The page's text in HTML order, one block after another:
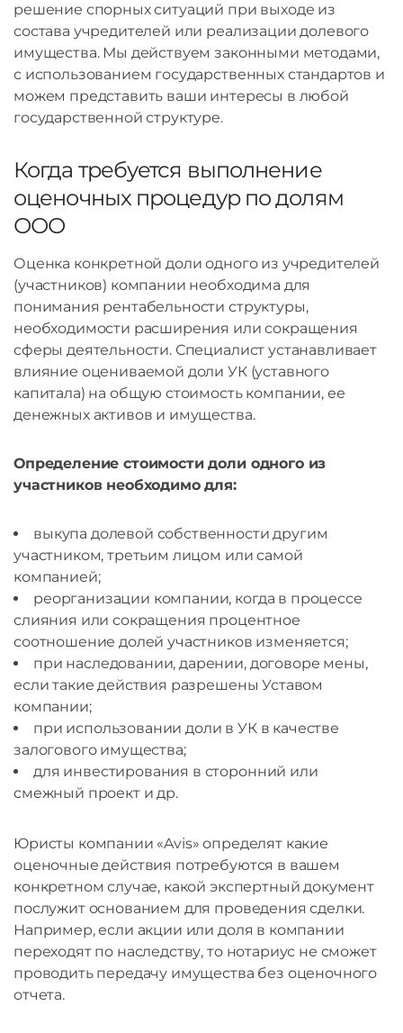
решение спорных ситуаций при выходе из
состава учредителей или реализации долевого
имущества. Мы действуем законными методами,
с использованием государственных стандартов и
можем представить ваши интересы в любой
государственной структуре.
Когда требуется выполнение
оценочных процедур по долям
ООО
Оценка конкретной доли одного из учредителей
(участников) компании необходима для
понимания рентабельности структуры,
необходимости расширения или сокращения
сферы деятельности. Специалист устанавливает
влияние оцениваемой доли УК (уставного
капитала) на общую стоимость компании, ее
денежных активов и имущества.
Определение стоимости доли одного из
участников необходимо для:
выкупа долевой собственности другим
участником, третьим лицом или самой
компанией;
реорганизации компании, когда в процессе
слияния или сокращения процентное
соотношение долей участников изменяется;
при наследовании, дарении, договоре мены,
если такие действия разрешены Уставом
компании;
при использовании доли в УК в качестве
залогового имущества;
для инвестирования в сторонний или
смежный проект и др.
Юристы компании «Avis» определят какие
оценочные действия потребуются в вашем
конкретном случае, какой экспертный документ
послужит основанием для проведения сделки.
Например, если акции или доля в компании
переходят по наследству, то нотариус не сможет
проводить передачу имущества без оценочного
отчета.